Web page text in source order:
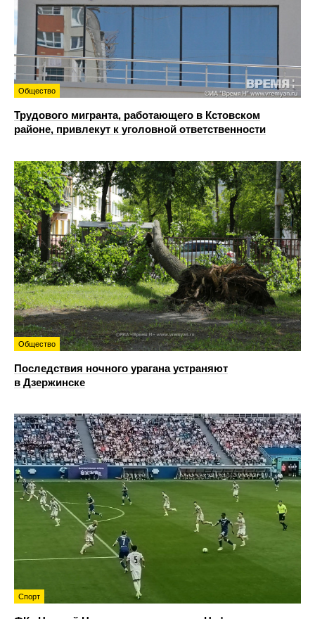
Общество
Трудового мигранта, работающего в Кстовском
районе, привлекут к уголовной ответственности
Общество
Последствия ночного урагана устраняют
в Дзержинске
Спорт